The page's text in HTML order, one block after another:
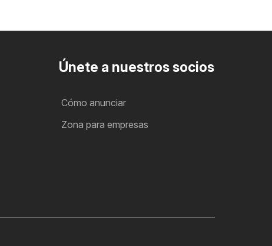
Únete a nuestros socios
Cómo anunciar
Zona para empresas